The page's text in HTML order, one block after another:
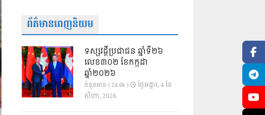
ព័ត៌មានពេញនិយម
ទស្សវដ្តីប្រជាជន ឆ្នាំទី២៦
លេខ៣០២ ខែកក្កដា
ឆ្នាំ២០២៦
ចំនួនអាន ( 24.6k )
ថ្ងៃ​អង្គារ, 4 ខែ​
សីហា, 2026